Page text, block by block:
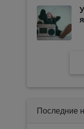
Последние